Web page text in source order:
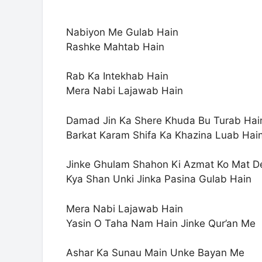
Nabiyon Me Gulab Hain
Rashke Mahtab Hain
Rab Ka Intekhab Hain
Mera Nabi Lajawab Hain
Damad Jin Ka Shere Khuda Bu Turab
Barkat Karam Shifa Ka Khazina Luab
Jinke Ghulam Shahon Ki Azmat Ko Mat
Kya Shan Unki Jinka Pasina Gulab Hain
Mera Nabi Lajawab Hain
Yasin O Taha Nam Hain Jinke Qur’an Me
Ashar Ka Sunau Main Unke Bayan Me